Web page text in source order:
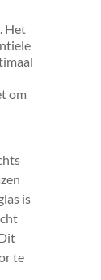
Het
om
is
te